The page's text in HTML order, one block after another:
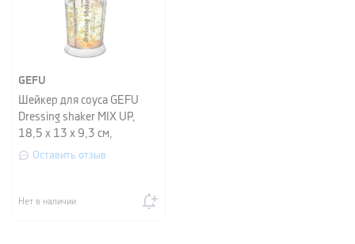
GEFU
Шейкер для соуса GEFU
Dressing shaker MIX UP,
18,5 х 13 х 9,3 см,
Оставить отзыв
Нет в наличии